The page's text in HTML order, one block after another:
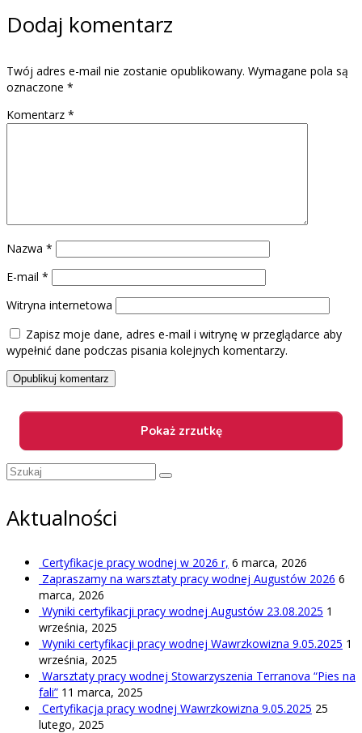
Dodaj komentarz
Twój adres e-mail nie zostanie opublikowany. Wymagane pola są
oznaczone *
Komentarz *
Nazwa *
E-mail *
Witryna internetowa
Zapisz moje dane, adres e-mail i witrynę w przeglądarce aby
wypełnić dane podczas pisania kolejnych komentarzy.
Szuklaj
Aktualności
Certyfikacje pracy wodnej w 2026 r, 6 marca, 2026
Zapraszamy na warsztaty pracy wodnej Augustów 2026 6
marca, 2026
Wyniki certyfikacji pracy wodnej Augustów 23.08.2025 1
września, 2025
Wyniki certyfikacji pracy wodnej Wawrzkowizna 9.05.2025 1
września, 2025
Warsztaty pracy wodnej Stowarzyszenia Terranova “Pies na
fali” 11 marca, 2025
Certyfikacja pracy wodnej Wawrzkowizna 9.05.2025 25
lutego, 2025